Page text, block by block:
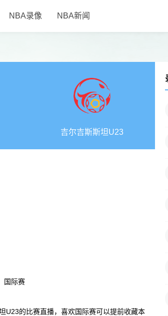
NBA录像 NBA新闻
吉尔吉斯斯坦U23
国际赛
U23的比赛直播，喜欢国际赛可以提前收藏本